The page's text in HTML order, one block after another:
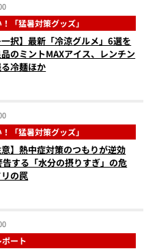
「猛暑対策グッズ」
一択】最新「冷涼グルメ」6選を
のミントMAXアイス、レンチン
冷麺ほか
「猛暑対策グッズ」
意】熱中症対策のつもりが逆効
する「水分の摂りすぎ」の危
の罠
ート